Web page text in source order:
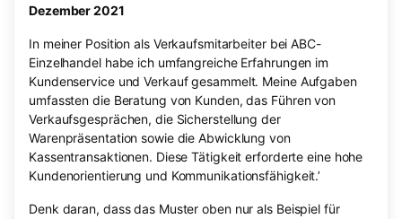
Dezember 2021
In meiner Position als Verkaufsmitarbeiter bei ABC-
Einzelhandel habe ich umfangreiche Erfahrungen im
Kundenservice und Verkauf gesammelt. Meine Aufgaben
umfassten die Beratung von Kunden, das Führen von
Verkaufsgesprächen, die Sicherstellung der
Warenpräsentation sowie die Abwicklung von
Kassentransaktionen. Diese Tätigkeit erforderte eine hohe
Kundenorientierung und Kommunikationsfähigkeit.’
Denk daran, dass das Muster oben nur als Beispiel für